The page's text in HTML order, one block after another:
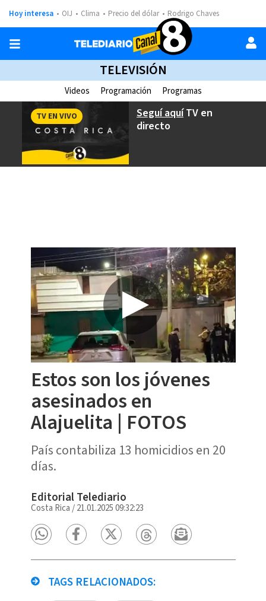
Hoy interesa OIJ Clima Precio del dólar Rodrigo Chaves
TELEVISIÓN
Videos Programación Programas
Seguí aquíTV en
directo
TV EN VIVO
Estos son los jóvenes
asesinados en
Alajuelita | FOTOS
País contabiliza 13 homicidios en 20
días.
Editorial Telediario
Costa Rica /21.01.2025 09:32:23
TAGS RELACIONADOS: